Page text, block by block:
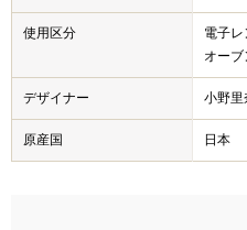
使用区分
電子
オー
デザイナー 小野里
原産国 日本